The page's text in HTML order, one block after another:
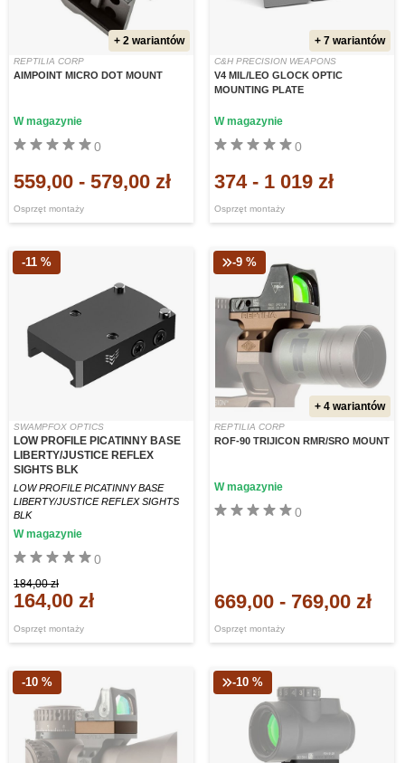
+ 2 wariantów
REPTILIA CORP
AIMPOINT MICRO DOT MOUNT
Osprzęt montaży
0
W magazynie
559,00 - 579,00 zł
+ 7 wariantów
C&H PRECISION WEAPONS
V4 MIL/LEO GLOCK OPTIC
MOUNTING PLATE
Osprzęt montaży
0
W magazynie
374 - 1 019 zł
-11 %
SWAMPFOX OPTICS
LOW PROFILE PICATINNY BASE
LIBERTY/JUSTICE REFLEX
SIGHTS BLK
LOW PROFILE PICATINNY BASE
LIBERTY/JUSTICE REFLEX SIGHTS
BLK
Osprzęt montaży
0
W magazynie
184,00 zł
164,00 zł
-9 %
+ 4 wariantów
REPTILIA CORP
ROF-90 TRIJICON RMR/SRO MOUNT
Osprzęt montaży
0
W magazynie
669,00 - 769,00 zł
-10 % -10 %